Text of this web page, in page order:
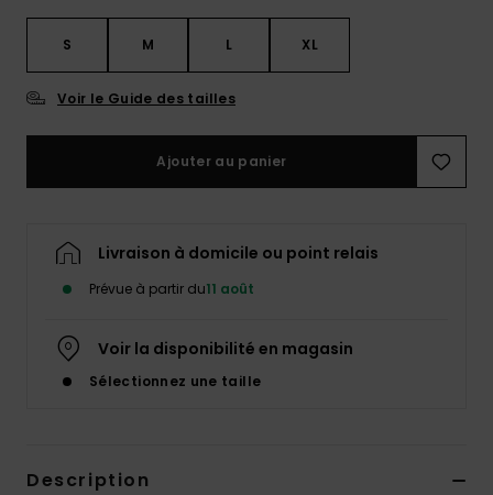
de
Consulter
la FAQ
S M L XL
Voir le Guide des tailles
Ajouter au panier
Livraison à domicile ou point relais
Prévue à partir du11 août
Voir la disponibilité en magasin
Sélectionnez une taille
Description